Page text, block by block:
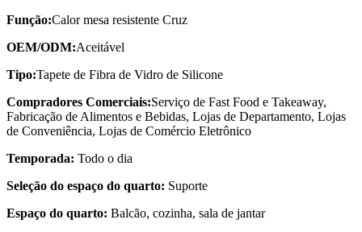
Função:Calor mesa resistente Cruz
OEM/ODM:Aceitável
Tipo:Tapete de Fibra de Vidro de Silicone
Compradores Comerciais:Serviço de Fast Food e Takeaway,
Fabricação de Alimentos e Bebidas, Lojas de Departamento, Lojas
de Conveniência, Lojas de Comércio Eletrônico
Temporada: Todo o dia
Seleção do espaço do quarto: Suporte
Espaço do quarto: Balcão, cozinha, sala de jantar